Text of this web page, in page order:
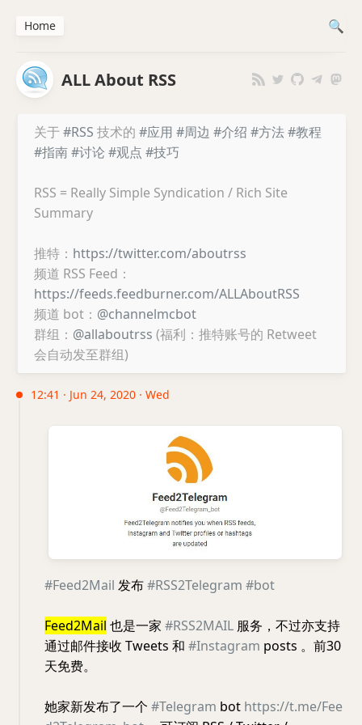
ALL About RSS
关于 #RSS 技术的 #应用 #周边 #介绍 #方法#教程
#指南#讨论 #观点 #技巧
RSS = Really Simple Syndication / Rich Site
Summary
推特： https://twitter.com/aboutrss
频道 RSS Feed：
https://feeds.feedburner.com/ALLAboutRSS
频道 bot： @channelmcbot
群组： @allaboutrss (福利：推特账号的 Retweet
会自动发至群组)
12:41 · Jun 24, 2020 · Wed
#Feed2Mail 发布#RSS2Telegram #bot
Feed2Mail 也是一家 #RSS2MAIL 服务，不过亦支持
通过邮件接收 Tweets 和 #Instagram posts 。前30
天免费。
她家新发布了一个 #Telegram bot https://t.me/Fee
Home